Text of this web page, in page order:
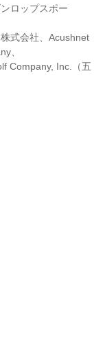
ロップスポー
式会社、Acushnet
、
Company, Inc.（五